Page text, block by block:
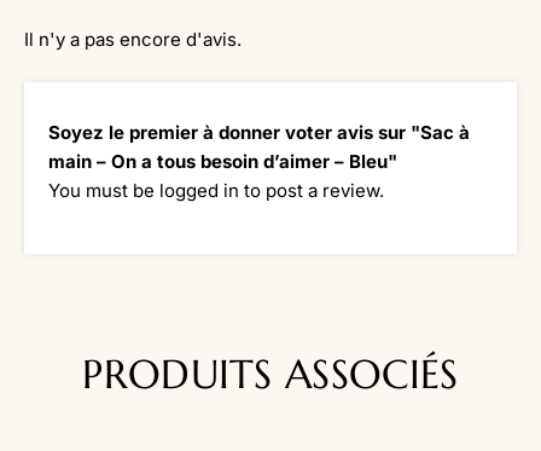
Il n'y a pas encore d'avis.
Soyez le premier à donner voter avis sur "Sac à
main – On a tous besoin d’aimer – Bleu"
You must be logged in to post a review.
PRODUITS ASSOCIÉS